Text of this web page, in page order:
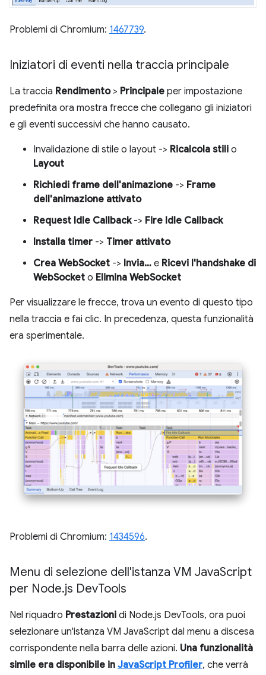
Problemi di Chromium: 1467739.
Iniziatori di eventi nella traccia principale
La traccia Rendimento> Principale per impostazione
predefinita ora mostra frecce che collegano gli iniziatori
e gli eventi successivi che hanno causato.
Invalidazione di stile o layout -> Ricalcola stili o
Layout
Richiedi frame dell'animazione -> Frame
dell'animazione attivato
Request Idle Callback-> Fire Idle Callback
Installa timer -> Timer attivato
Crea WebSocket -> Invia… e Ricevi l'handshake di
WebSocket o Elimina WebSocket
Per visualizzare le frecce, trova un evento di questo tipo
nella traccia e fai clic. In precedenza, questa funzionalità
era sperimentale.
Problemi di Chromium: 1434596.
Menu di selezione dell'istanza VM JavaScript
per Node.js DevTools
Nel riquadro Prestazioni di Node.js DevTools, ora puoi
selezionare un'istanza VM JavaScript dal menu a discesa
corrispondente nella barra delle azioni. Una funzionalità
simile era disponibile in JavaScript Profiler, che verrà